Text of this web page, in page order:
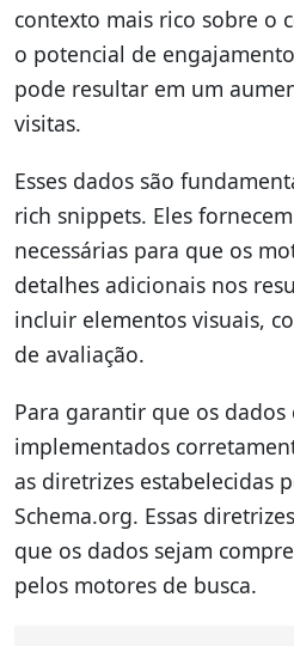
contexto mais rico sobre o
o potencial de
pode resultar em um
visitas.
Esses dados são
rich snippets. Eles
necessárias para que os
detalhes adicionais nos
incluir elementos visuais,
de avaliação.
Para garantir que os
implementados
as diretrizes estabelecidas
Schema.org. Essas
que os dados sejam
pelos motores de busca.